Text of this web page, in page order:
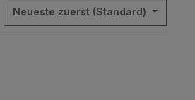
Neueste zuerst (Standard)